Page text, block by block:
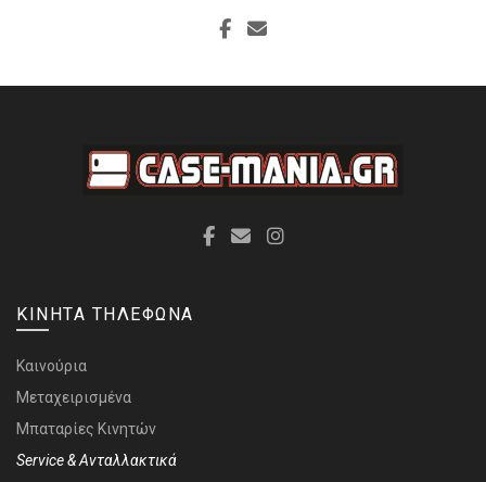
ΚΙΝΗΤΑ ΤΗΛΕΦΩΝΑ
Καινούρια
Μεταχειρισμένα
Μπαταρίες Κινητών
Service & Ανταλλακτικά